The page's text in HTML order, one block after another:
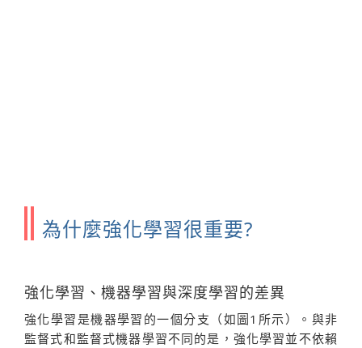
為什麼強化學習很重要?
強化學習、機器學習與深度學習的差異
強化學習是機器學習的一個分支（如圖1所示）。與非
監督式和監督式機器學習不同的是，強化學習並不依賴